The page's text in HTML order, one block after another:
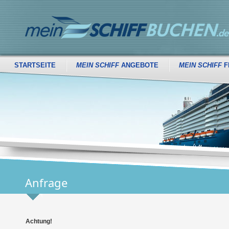
STARTSEITE MEIN SCHIFFANGEBOTE MEIN SCHIFF
Anfrage
Achtung!